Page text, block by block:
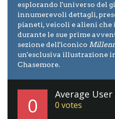
esplorando l'universo del
innumerevoli dettagli,
pianeti, veicoli e alieni
durante le sue prime
sezione dell'iconico
un'esclusiva illustrazione
Chasemore.
0 Average
0 votes